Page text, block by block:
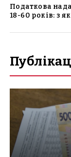
Податкова
18-60 років: з